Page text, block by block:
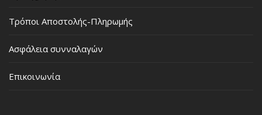
Τρόποι Αποστολής-Πληρωμής
Ασφάλεια συνναλαγών
Επικοινωνία